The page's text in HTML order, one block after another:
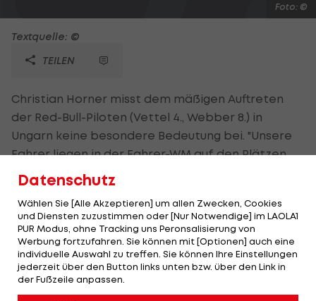
Foto: ©
Textquelle: ©
TEILEN
Christian Horner misst dem mäßigen Auftreten
der Red-Bull-Piloten (Vettel 4., Webber 8.) in
Ungarn keine besondere Bedeutung bei. "Unsere
Fahrer liegen in der Fahrer-WM auf den Plätzen
zwei und drei! In der Konstrukteurs-WM liegen wir
53 Punkte voran", gibt sich der Teamchef gelassen.
Um im Kampf um die Fahrer-Wertung Fernando
Alonso noch abfangen zu können, stellt Horner
klar: "Es sind immer noch 225 Punkte verfügbar, wir
haben noch neun Rennen vor uns - ab jetzt gibt es
nur noch Vollgas."
Datenschutz
Wählen Sie [Alle Akzeptieren] um allen Zwecken, Cookies
und Diensten zuzustimmen oder [Nur Notwendige] im LAOLA1
PUR Modus, ohne Tracking uns Peronsalisierung von
Werbung fortzufahren. Sie können mit [Optionen] auch eine
individuelle Auswahl zu treffen. Sie können Ihre Einstellungen
jederzeit über den Button links unten bzw. über den Link in
der Fußzeile anpassen.